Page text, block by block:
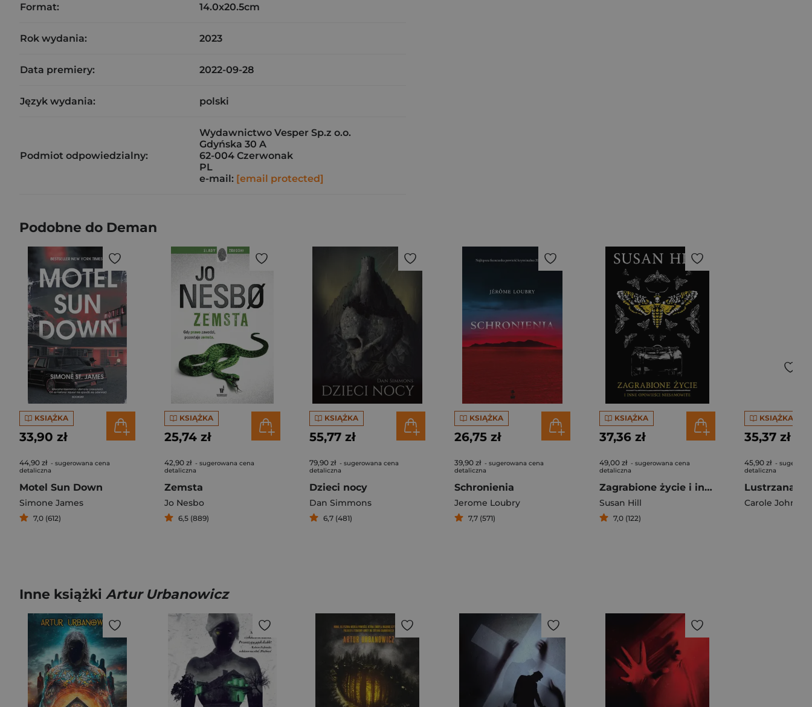
Format: 14.0x20.5cm
Rok wydania: 2023
Data premiery: 2022-09-28
Język wydania: polski
Podmiot odpowiedzialny:
Wydawnictwo Vesper Sp.z o.o.
Gdyńska 30 A
62-004 Czerwonak
PL
e-mail: [email protected]
Podobne do Deman
KSIĄŻKA
33,90 zł
44,90 zł - sugerowana cena
detaliczna
Motel Sun Down
Simone James
7,0 (612)
KSIĄŻKA
25,74 zł
42,90 zł - sugerowana cena
detaliczna
Zemsta
Jo Nesbo
6,5 (889)
KSIĄŻKA
55,77 zł
79,90 zł - sugerowana cena
detaliczna
Dzieci nocy
Dan Simmons
6,7 (481)
KSIĄŻKA
26,75 zł
39,90 zł - sugerowana cena
detaliczna
Schronienia
Jerome Loubry
7,7 (571)
KSIĄŻKA
37,36 zł
49,00 zł - sugerowana cena
detaliczna
Zagrabione życie i inne opowieści niesamowite
Susan Hill
7,0 (122)
KSIĄŻKA
35,37 zł
45,90 zł -
detaliczna
Lustrzana
Carole
Inne książki Artur Urbanowicz